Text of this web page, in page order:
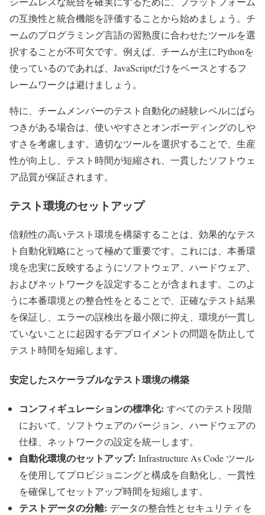
の互換性と統合機能を評価することから始めましょう。チ
ームのプログラミング言語の習熟度に合わせたツールを選
択することが不可欠です。例えば、チームが主にPythonを
使っているのであれば、JavaScriptだけをベースとするフ
レームワークは避けましょう。
特に、チームメンバーのテスト自動化の経験レベルにばら
つきがある場合は、使いやすさとオンボーディングのしや
すさを考慮します。適切なツールを選択することで、生産
性が向上し、テスト時間が短縮され、一貫したソフトウェ
ア品質が保証されます。
テスト環境のセットアップ
信頼性の高いテスト環境を構築することは、効果的なテス
ト自動化戦略にとって極めて重要です。これには、本番環
境を忠実に反映するようにソフトウェア、ハードウェア、
およびネットワークを設定することが含まれます。このよ
うに本番環境との整合性をとることで、正確なテスト結果
を保証し、エラーの誤検出を最小限に抑え、環境が一貫し
ていないことに起因するデプロイメントの問題を防止して
テスト時間を短縮します。
安定したスケーラブルなテスト環境の構築
コンフィギュレーションの標準化: すべてのテスト段階
において、ソフトウェアのバージョン、ハードウェアの
仕様、ネットワークの設定を統一します。
自動化環境のセットアップ: Infrastructure As Code ツール
を使用してプロビジョニングと構成を自動化し、一貫性
を確保してセットアップ時間を短縮します。
テストデータの分離: データの整合性とセキュリティを